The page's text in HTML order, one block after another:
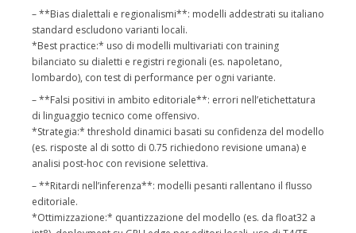
– **Bias dialettali e regionalismi**: modelli addestrati su italiano
standard escludono varianti locali.
*Best practice:* uso di modelli multivariati con training
bilanciato su dialetti e registri regionali (es. napoletano,
lombardo), con test di performance per ogni variante.
– **Falsi positivi in ambito editoriale**: errori nell’etichettatura
di linguaggio tecnico come offensivo.
*Strategia:* threshold dinamici basati su confidenza del modello
(es. risposte al di sotto di 0.75 richiedono revisione umana) e
analisi post-hoc con revisione selettiva.
– **Ritardi nell’inferenza**: modelli pesanti rallentano il flusso
editoriale.
*Ottimizzazione:* quantizzazione del modello (es. da float32 a